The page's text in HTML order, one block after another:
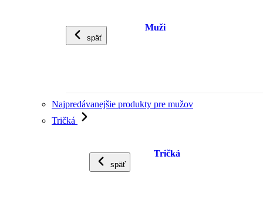
späť
Muži
Najpredávanejšie produkty pre mužov
Tričká
späť
Tričká